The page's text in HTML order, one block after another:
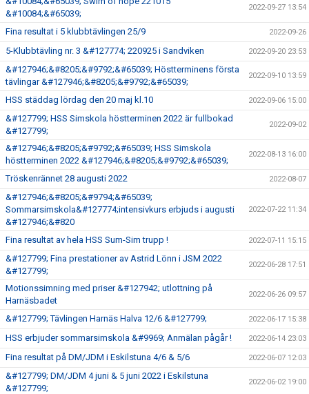
&#10084;&#65039;
2022-09-27 13:54
Fina resultat i 5 klubbtävlingen 25/9 2022-09-26
5-Klubbtävling nr. 3 &#127774; 220925 i Sandviken 2022-09-20 23:53
&#127946;&#8205;&#9792;&#65039; Höstterminens första
tävlingar &#127946;&#8205;&#9792;&#65039;
2022-09-10 13:59
HSS städdag lördag den 20 maj kl.10 2022-09-06 15:00
&#127799; HSS Simskola höstterminen 2022 är fullbokad
&#127799;
2022-09-02
&#127946;&#8205;&#9792;&#65039; HSS Simskola
höstterminen 2022 &#127946;&#8205;&#9792;&#65039;
2022-08-13 16:00
Tröskenrännet 28 augusti 2022 2022-08-07
&#127946;&#8205;&#9794;&#65039;
Sommarsimskola&#127774;intensivkurs erbjuds i augusti
&#127946;&#820
2022-07-22 11:34
Fina resultat av hela HSS Sum-Sim trupp ! 2022-07-11 15:15
&#127799; Fina prestationer av Astrid Lönn i JSM 2022
&#127799;
2022-06-28 17:51
Motionssimning med priser &#127942; utlottning på
Harnäsbadet
2022-06-26 09:57
&#127799; Tävlingen Harnäs Halva 12/6 &#127799; 2022-06-17 15:38
HSS erbjuder sommarsimskola &#9969; Anmälan pågår ! 2022-06-14 23:03
Fina resultat på DM/JDM i Eskilstuna 4/6 & 5/6 2022-06-07 12:03
&#127799; DM/JDM 4 juni & 5 juni 2022 i Eskilstuna
&#127799;
2022-06-02 19:00